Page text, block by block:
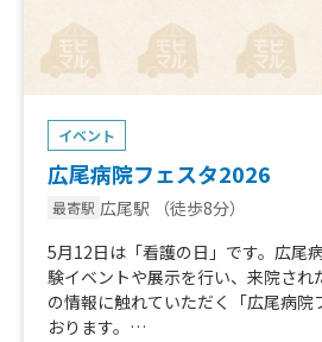
ン・カルチャーを五感で体験してく
このイベントは、アフリカ文化への
文化を通じて人と人が繋がる、代
交流フェスをぜひお楽しみください。
📍代々木公園イベント広場
🎫入場無料
イベント
広尾病院フェスタ2026
最寄駅 広尾駅
（徒歩8分）
5月12日は「看護の日」です。広尾
験イベントや展示を行い、来院され
の情報に触れていただく「広尾病院
おります。